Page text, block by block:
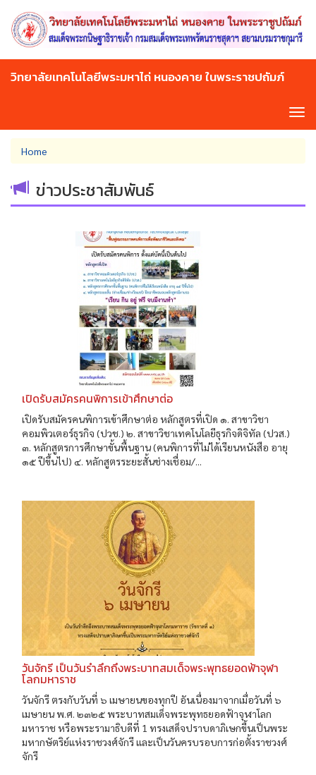
main
content
วิทยาลัยเทคโนโลยีพระมหาไถ่ หนองคาย ในพระราชปถัมภ์
You
are
here
Home
ข่าวประชาสัมพันธ์
เปิดรับสมัครคนพิการเข้าศึกษาต่อ
เปิดรับสมัครคนพิการเข้าศึกษาต่อ หลักสูตรที่เปิด ๑. สาขาวิชา
คอมพิวเตอร์ธุรกิจ (ปวช.) ๒. สาขาวิชาเทคโนโลยีธุรกิจดิจิทัล (ปวส.)
๓. หลักสูตรการศึกษาขั้นพื้นฐาน (คนพิการที่ไม่ได้เรียนหนังสือ อายุ
๑๕ ปีขึ้นไป) ๔. หลักสูตรระยะสั้นช่างเชื่อม/...
วันจักรี เป็นวันรำลึกถึงพระบาทสมเด็จพระพุทธยอดฟ้าจุฬา
โลกมหาราช
วันจักรี ตรงกับวันที่ ๖ เมษายนของทุกปี อันเนื่องมาจากเมื่อวันที่ ๖
เมษายน พ.ศ. ๒๓๒๕ พระบาทสมเด็จพระพุทธยอดฟ้าจุฬาโลก
มหาราช หรือพระรามาธิบดีที่ 1 ทรงเสด็จปราบดาภิเษกขี้นเป็นพระ
มหากษัตริย์แห่งราชวงศ์จักรี และเป็นวันครบรอบการก่อตั้งราชวงศ์
จักรี